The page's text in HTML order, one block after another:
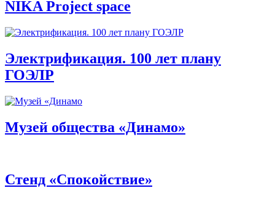
NIKA Project space
Электрификация. 100 лет плану
ГОЭЛР
Музей общества «Динамо»
Стенд «Спокойствие»